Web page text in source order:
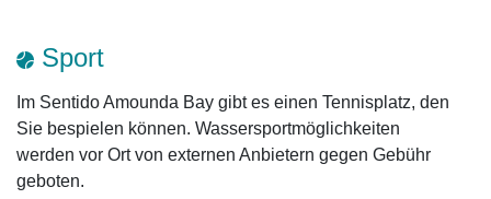
Sport
Im Sentido Amounda Bay gibt es einen Tennisplatz, den
Sie bespielen können. Wassersportmöglichkeiten
werden vor Ort von externen Anbietern gegen Gebühr
geboten.